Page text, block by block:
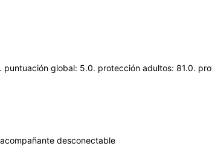
puntuación global: 5.0. protección adultos: 81.0.
desconectable